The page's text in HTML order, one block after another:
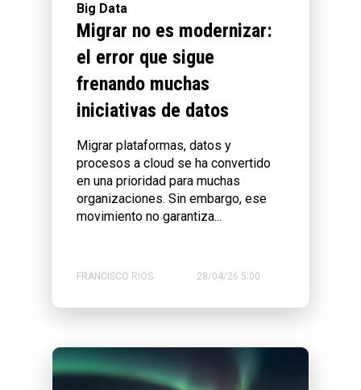
Big Data
Migrar no es modernizar:
el error que sigue
frenando muchas
iniciativas de datos
Migrar plataformas, datos y
procesos a cloud se ha convertido
en una prioridad para muchas
organizaciones. Sin embargo, ese
movimiento no garantiza...
FRANCISCO RIOS 28/04/26 5:00